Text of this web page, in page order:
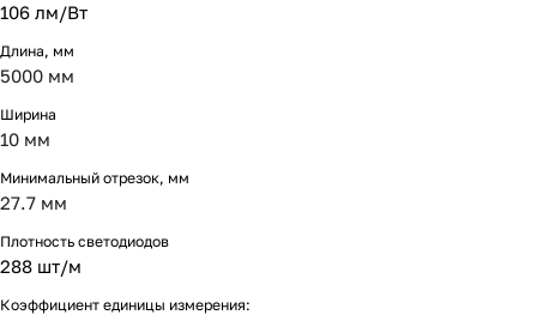
106 лм/Вт
Длина, мм
5000 мм
Ширина
10 мм
Минимальный отрезок, мм
27.7 мм
Плотность светодиодов
288 шт/м
Коэффициент единицы измерения: